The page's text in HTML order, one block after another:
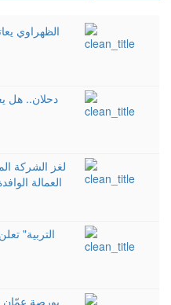
الظهراوي
دحلان.. هل
لغز الشركة
العمالة